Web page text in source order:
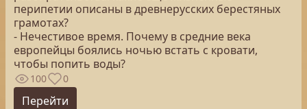
перипетии описаны в древнерусских берестяных
грамотах?
- Нечестивое время. Почему в средние века
европейцы боялись ночью встать с кровати,
чтобы попить воды?
100 0
Перейти